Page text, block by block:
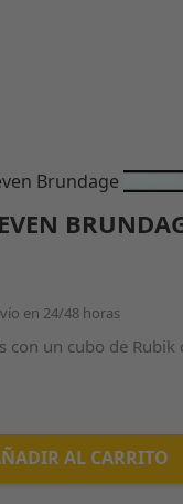
en 24/48 horas
con un cubo de
AL CARRITO